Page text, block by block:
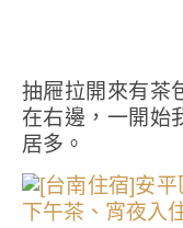
抽屜拉開來有茶
在右邊，一開始
居多。